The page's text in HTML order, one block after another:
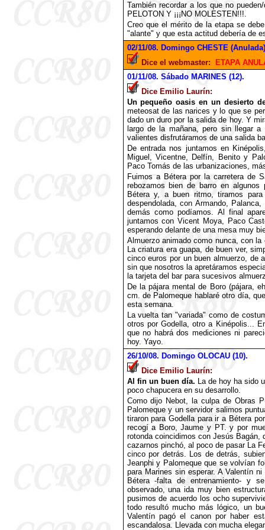
También recordar a los que no
PELOTON Y ¡¡¡NO MOLESTEN!!!.
Creo que el mérito de la etapa se
"alante" y que esta actitud debería de
02/11/08. Domingo CHESTE
Dice el webmaster:
ETAPA
01/11/08. Sábado MARINES (12).
Dice Emilio Laurín:
Un pequeño oasis en un desierto
meteosat de las narices y lo que se
dado un duro por la salida de hoy. Y
largo de la mañana, pero sin llegar
valientes disfrutáramos de una salida
De entrada nos juntamos en
Miguel, Vicentne, Delfín, Benito y
Paco Tomás de las urbanizaciones,
Fuimos a Bétera por la carretera de
rebozamos bien de barro en
Bétera y, a buen ritmo, tiramos
despendolada, con Armando,
demás como podíamos. Al final
juntamos con Vicent Moya, Paco
esperando delante de una mesa muy
Almuerzo animado como nunca, con
La criatura era guapa, de buen ver,
cinco euros por un buen almuerzo, de
sin que nosotros la apretáramos
la tarjeta del bar para sucesivos
De la pájara mental de Boro (pájara,
cm. de Palomeque hablaré otro día,
esta semana.
La vuelta tan "variada" como de
otros por Godella, otro a Kinépolis...
que no habrá dos mediciones ni
hoy. Yayo.
26/10/08. Domingo OLOCAU (10).
Dice Emilio Laurín:
Al fin un buen día. La de hoy ha sido
poco chapucera en su desarrollo.
Como dijo Nebot, la culpa de Obras
Palomeque y un servidor salimos
tiraron para Godella para ir a Bétera
recogí a Boro, Jaume y PT. y por
rotonda coincidimos con Jesús Bagán,
cazarnos pinchó, al poco de pasar La
cinco por detrás. Los de detrás,
Jeanphi y Palomeque que se volvían
para Marines sin esperar. A Valentín
Bétera -falta de entrenamiento- y
observado, una ida muy bien
pusimos de acuerdo los ocho
todo resultó mucho más lógico, un
Valentín pagó el canon por haber
escandalosa. Llevada con mucha